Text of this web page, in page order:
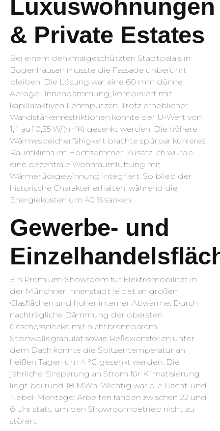
Luxuswohnungen
& Private Estates
Bei einem denkmalgeschützten Stadtpalais in
Bogenhausen musste die Fassade unberührt
bleiben. Die Lösung war eine 60 mm dünne
Aerogel-Innendämmung, kombiniert mit
kapillaraktiven Lehmputzen. Trotz erheblicher
Wandstärkenrestriktionen konnte der U-Wert von
1,4 auf 0,35 W/(m²K) gesenkt werden. Die höhere
Wärmespeicherfähigkeit brachte spürbar kühleres
Raumklima im Hochsommer. Zusätzlich wurde
eine dezentrale Wohnraumlüftung mit
Wärmerückgewinnung integriert. So blieb der
historische Charakter erhalten, während die
Energiekosten um 40 % sanken.
Gewerbe- und
Ein Premium-Showroom für Elektromobilität in
der Münchner Innenstadt leidet an großen
Glasflächen und hoher interner Abwärme. Durch
nachträgliche Dämmung der obersten
Geschossdecke mit nichtbrennbarem
Steinwollegranulat sowie Reflexionsfolien unter
dem Dach konnte die Spitzentemperatur an
heißen Tagen um 4 °C gesenkt werden. Die
jährliche Einsparung an Strom für Klimatisierung
liegt bei rund 18 MWh. Wichtig war die Nacht-und-
Nebel-Montage: Arbeiten fanden zwischen 22 und
6 Uhr statt, um den Showroombetrieb nicht zu
stören.